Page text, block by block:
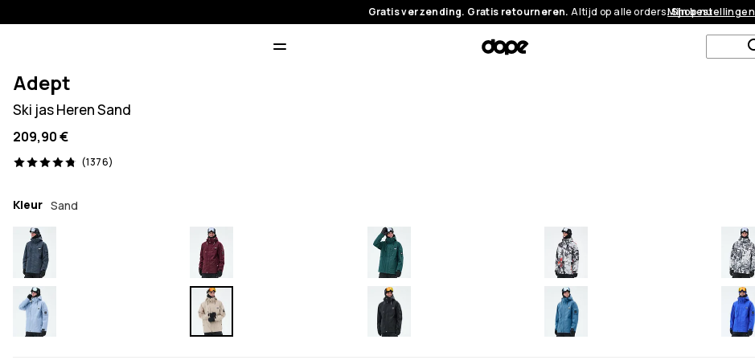
Gratis verzending. Gratis retourneren. Altijd op alle orders.Shop nu
Mijn bestellingen
Adept
Ski jas Heren Sand
209,90 €
(1376)
1376 beoordelingen, 4.8/5
Kleur Sand